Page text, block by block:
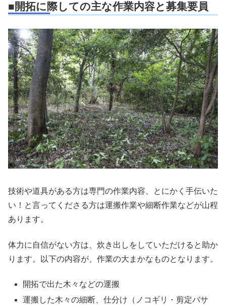
■開拓に際しての主な作業内容と募集要員
技術や道具がある方は専門の作業内容、とにかく手伝いた
い！と言ってくださる方は運搬作業や細断作業などが山程
あります。
体力に自信がない方は、炊き出しをしていただけると助か
ります。以下の内容が、作業の大まかなものとなります。
開拓で出た木々などの運搬
運搬した木々の細断、仕分け（ノコギリ・剪定バサ